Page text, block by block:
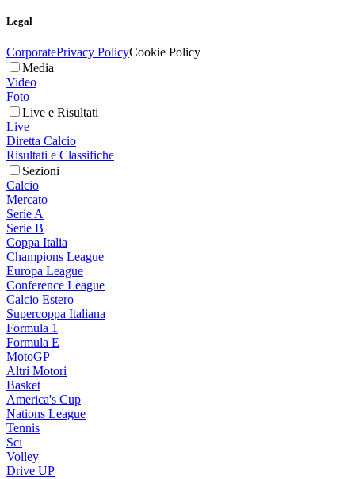
Legal
CorporatePrivacy PolicyCookie Policy
Media
Video
Foto
Live e Risultati
Live
Diretta Calcio
Risultati e Classifiche
Sezioni
Calcio
Mercato
Serie A
Serie B
Coppa Italia
Champions League
Europa League
Conference League
Calcio Estero
Supercoppa Italiana
Formula 1
Formula E
MotoGP
Altri Motori
Basket
America's Cup
Nations League
Tennis
Sci
Volley
Drive UP